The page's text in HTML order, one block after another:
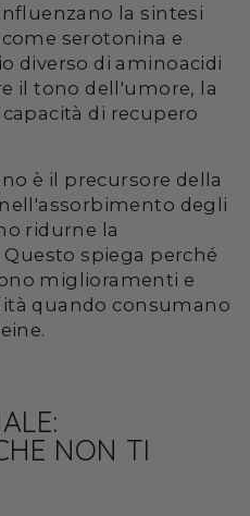
la sintesi
serotonina e
diverso di aminoacidi
il tono dell'umore, la
di recupero
è il precursore della
degli
ridurne la
spiega perché
miglioramenti e
quando consumano
NON TI